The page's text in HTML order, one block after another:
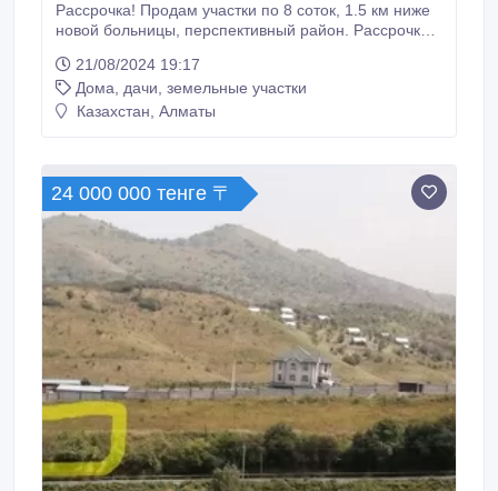
Рассрочка! Продам участки по 8 соток, 1.5 км ниже
новой больницы, перспективный район. Рассрочка
3.5 млн, остаток 3 млн в течении года по
договоренности). Нотариально. Количество участков
ограничено!.
21/08/2024 19:17
Дома, дачи, земельные участки
Казахстан, Алматы
24 000 000 тенге 〒